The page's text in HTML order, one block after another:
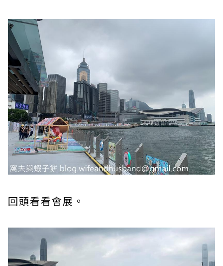
回頭看看會展。